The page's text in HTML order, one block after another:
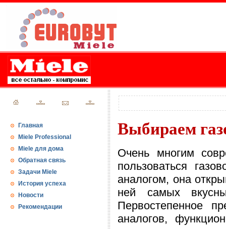
Главная
Miele Professional
Miele для дома
Обратная связь
Задачи Miele
История успеха
Новости
Рекомендации
Выбираем
Очень многим
пользоваться
аналогом, она
ней самых
Первостепенное
аналогов,